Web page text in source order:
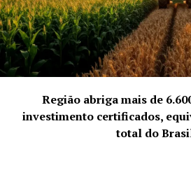
empresário é um impulsionador
com que bons conteúdos cheguem
TÓPICOS RELACIONADOS
Diálogo Virtual da Literatura
NÃO PERCA
Especialista Íkaro Cury se torna
Região abriga mais de
investimento certificados,
total do